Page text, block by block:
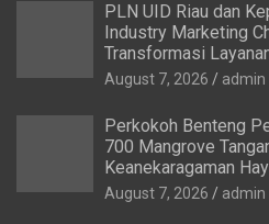
PLN UID Riau dan
Industry Marketing
Transformasi
August 7, 2026 admin
Perkokoh Benteng
700 Mangrove
Keanekaragaman
August 7, 2026 admin